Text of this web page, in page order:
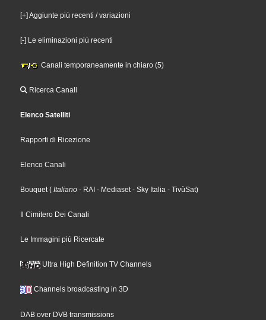
[+] Aggiunte più recenti / variazioni
[-] Le eliminazioni più recenti
Canali temporaneamente in chiaro (5)
Ricerca Canali
Elenco Satelliti
Rapporti di Ricezione
Elenco Canali
Bouquet( Italiano - RAI - Mediaset- Sky Italia - TivùSat)
Il Cimitero Dei Canali
Le Immagini più Ricercate
Ultra High Definition TV Channels
Channels broadcasting in 3D
DAB over DVB transmissions